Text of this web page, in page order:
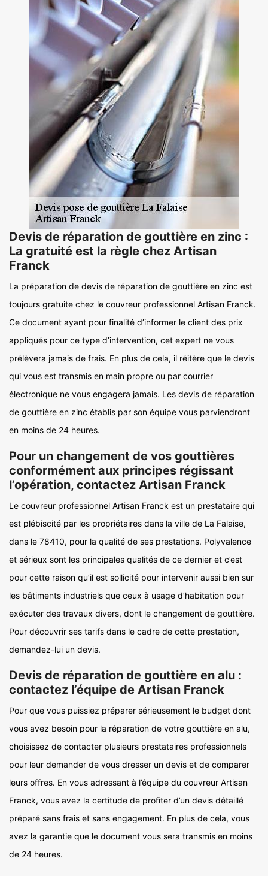
Devis de réparation de gouttière en zinc :
La gratuité est la règle chez Artisan
Franck
La préparation de devis de réparation de gouttière en zinc est
toujours gratuite chez le couvreur professionnel Artisan Franck.
Ce document ayant pour finalité d’informer le client des prix
appliqués pour ce type d’intervention, cet expert ne vous
prélèvera jamais de frais. En plus de cela, il réitère que le devis
qui vous est transmis en main propre ou par courrier
électronique ne vous engagera jamais. Les devis de réparation
de gouttière en zinc établis par son équipe vous parviendront
en moins de 24 heures.
Pour un changement de vos gouttières
conformément aux principes régissant
l’opération, contactez Artisan Franck
Le couvreur professionnel Artisan Franck est un prestataire qui
est plébiscité par les propriétaires dans la ville de La Falaise,
dans le 78410, pour la qualité de ses prestations. Polyvalence
et sérieux sont les principales qualités de ce dernier et c’est
pour cette raison qu’il est sollicité pour intervenir aussi bien sur
les bâtiments industriels que ceux à usage d’habitation pour
exécuter des travaux divers, dont le changement de gouttière.
Pour découvrir ses tarifs dans le cadre de cette prestation,
demandez-lui un devis.
Devis de réparation de gouttière en alu :
contactez l’équipe de Artisan Franck
Pour que vous puissiez préparer sérieusement le budget dont
vous avez besoin pour la réparation de votre gouttière en alu,
choisissez de contacter plusieurs prestataires professionnels
pour leur demander de vous dresser un devis et de comparer
leurs offres. En vous adressant à l’équipe du couvreur Artisan
Franck, vous avez la certitude de profiter d’un devis détaillé
préparé sans frais et sans engagement. En plus de cela, vous
avez la garantie que le document vous sera transmis en moins
de 24 heures.